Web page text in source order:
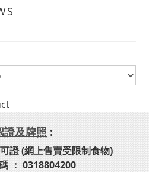
證及牌照 :
證 (網上售賣受限制食物)
： 0318804200